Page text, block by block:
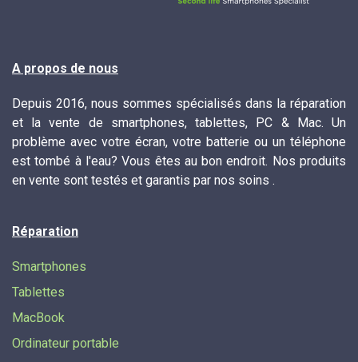
A propos de nous
Depuis 2016, nous sommes spécialisés dans la réparation
et la vente de smartphones, tablettes, PC & Mac. Un
problème avec votre écran, votre batterie ou un téléphone
est tombé à l'eau? Vous êtes au bon endroit. Nos produits
en vente sont testés et garantis par nos soins .
Réparation
Smartphones
Tablettes
MacBook
Ordinateur portable